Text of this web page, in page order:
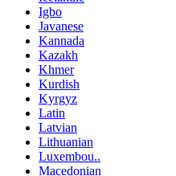
Igbo
Javanese
Kannada
Kazakh
Khmer
Kurdish
Kyrgyz
Latin
Latvian
Lithuanian
Luxembou..
Macedonian